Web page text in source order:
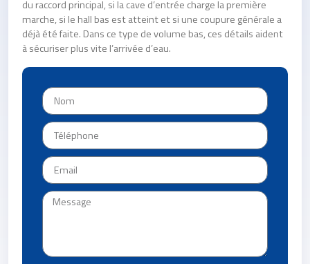
du raccord principal, si la cave d’entrée charge la première
marche, si le hall bas est atteint et si une coupure générale a
déjà été faite. Dans ce type de volume bas, ces détails aident
à sécuriser plus vite l’arrivée d’eau.